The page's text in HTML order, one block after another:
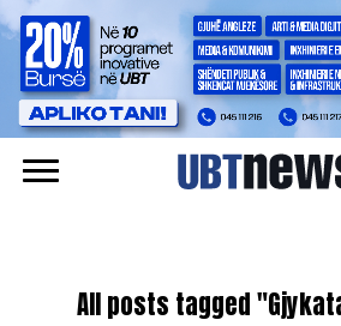
All posts tagged